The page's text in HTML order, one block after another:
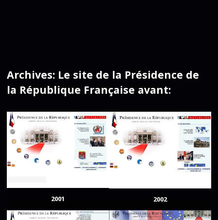
Archives: Le site de la Présidence de
la République Française avant:
2001 2002